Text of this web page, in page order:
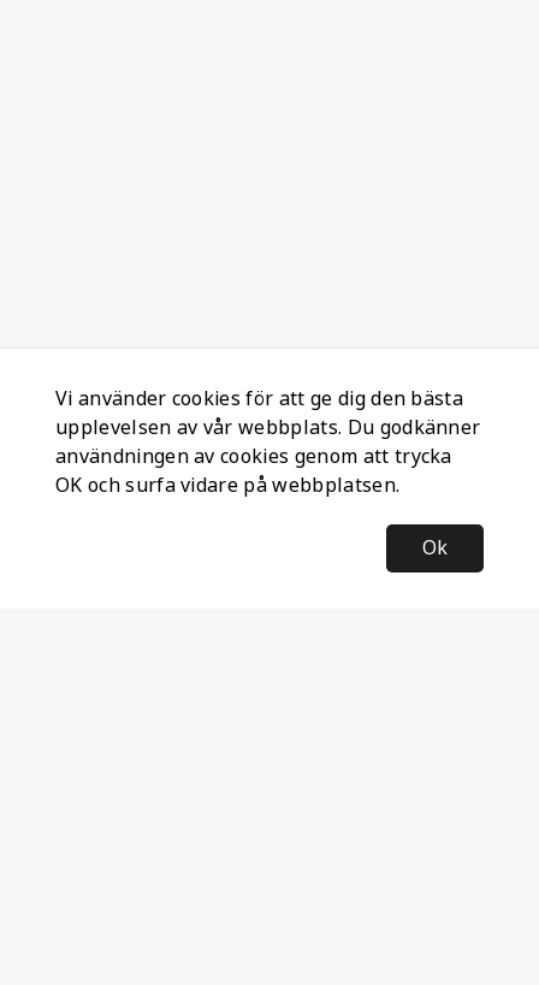
Vi använder cookies för att ge dig den bästa
upplevelsen av vår webbplats. Du godkänner
användningen av cookies genom att trycka
OK och surfa vidare på webbplatsen.
Ok